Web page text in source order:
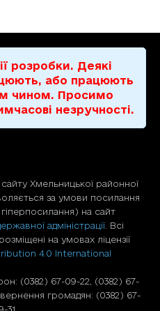
розробки. Деякі
або працюють
чином. Просимо
незручності.
Хмельницької районної
за умови посилання
на сайт
адміністрації . Всі
на умовах ліцензії
4.0 International
(0382) 67-09-22, (0382) 67-
громадян: (0382) 67-
31